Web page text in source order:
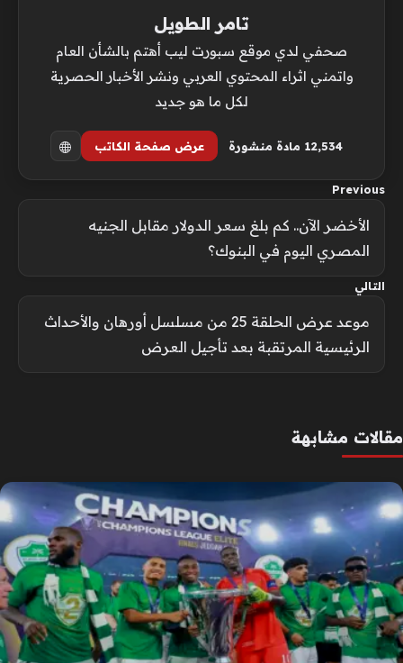
تامر الطويل
صحفي لدي موقع سبورت ليب أهتم بالشأن العام
واتمني اثراء المحتوي العربي ونشر الأخبار الحصرية
لكل ما هو جديد
12٬534 مادة منشورة عرض صفحة الكاتب
Previous
الأخضر الآن.. كم بلغ سعر الدولار مقابل الجنيه
المصري اليوم في البنوك؟
التالي
موعد عرض الحلقة 25 من مسلسل أورهان والأحداث
الرئيسية المرتقبة بعد تأجيل العرض
مقالات مشابهة